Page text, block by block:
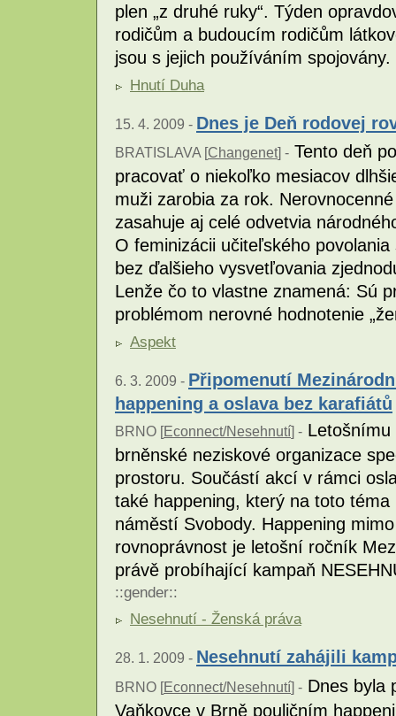
plen „z druhé ruky“. Týden
rodičům a budoucím rodičům
jsou s jejich používáním spojovány.
Hnutí Duha
15. 4. 2009 - Dnes je Deň rodovej
BRATISLAVA [Changenet] - Tento deň
pracovať o niekoľko mesiacov
muži zarobia za rok.
zasahuje aj celé odvetvia
O feminizácii učiteľského
bez ďalšieho vysvetľovania
Lenže čo to vlastne znamená: Sú
problémom nerovné hodnotenie
Aspekt
6. 3. 2009 - Připomenutí
happening a oslava bez karafiátů
BRNO [ Econnect/Nesehnutí ] - Letošnímu
brněnské neziskové organizace
prostoru. Součástí akcí v rámci
také happening, který na toto
náměstí Svobody. Happening
rovnoprávnost je letošní ročník
právě probíhající kampaň
::gender::
Nesehnutí - Ženská práva
28. 1. 2009 - Nesehnutí zahájili
BRNO [Econnect/Nesehnutí] - Dnes byla
Vaňkovce v Brně pouličním